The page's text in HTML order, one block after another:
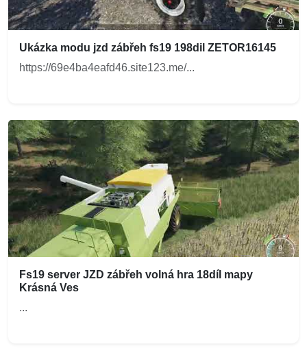
Ukázka modu jzd zábřeh fs19 198dil ZETOR16145
https://69e4ba4eafd46.site123.me/...
Fs19 server JZD zábřeh volná hra 18díl mapy
Krásná Ves
...